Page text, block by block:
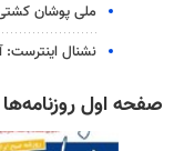
ملی پوشان
نشنال اینترست:
صفحه اول روزنامه‌ها